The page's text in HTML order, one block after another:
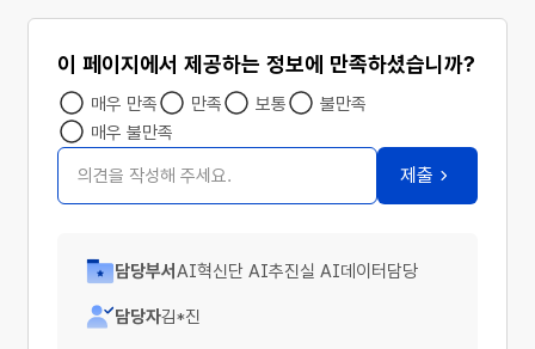
이 페이지에서 제공하는 정보에 만족하셨습니까?
매우 만족 만족 보통
불만족
매우 불만족
의견 작성
제출
담당부서 AI혁신단 AI추진실 AI데이터담당
담당자김*진